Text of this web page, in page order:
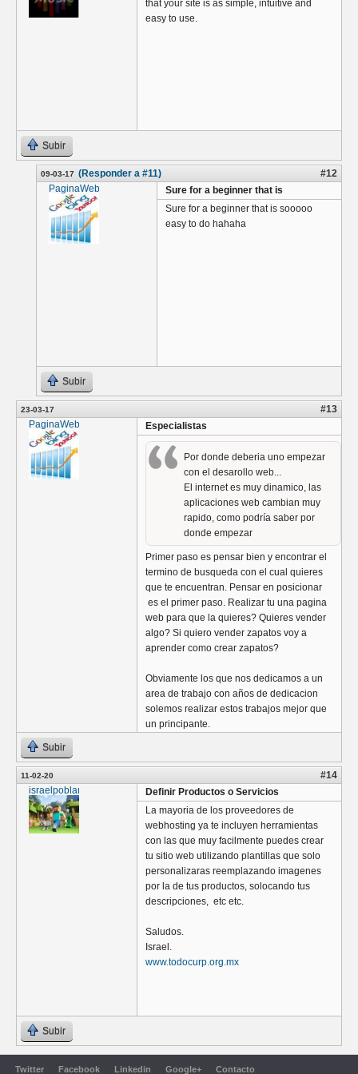
that your site is as simple, intuitive and
easy to use.
Subir
09-03-17 (Responder a #11)
#12
PaginaWebVenezuela
Sure for a beginner that is
Sure for a beginner that is sooooo
easy to do hahaha
Subir
23-03-17
#13
PaginaWebVenezuela
Especialistas
Por donde deberia uno empezar
con el desarollo web...
El internet es muy dinamico, las
aplicaciones web cambian muy
rapido, como podría saber por
donde empezar
Primer paso es pensar bien y encontrar el
termino de busqueda con el cual quieres
que te encuentran. Pensar en posicionar
es el primer paso. Realizar tu una pagina
web para que la quieres? Quieres vender
algo? Si quiero vender zapatos voy a
aprender como crear zapatos?
Obviamente los que nos dedicamos a un
area de trabajo con años de dedicacion
solemos realizar estos trabajos mejor que
un principante.
Subir
11-02-20
#14
israelpoblano
Definir Productos o Servicios
La mayoria de los proveedores de
webhosting ya te incluyen herramientas
con las que muy facilmente puedes crear
tu sitio web utilizando plantillas que solo
personalizaras reemplazando imagenes
por la de tus productos, solocando tus
descripciones, etc etc.
Saludos.
Israel.
www.todocurp.org.mx
Subir
Twitter Facebook Linkedin Google+ Contacto